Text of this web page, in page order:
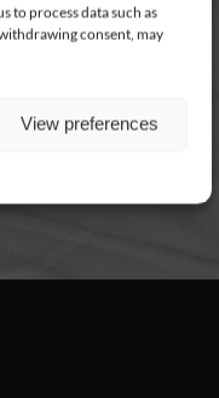
to process data such as
consent, may
View preferences